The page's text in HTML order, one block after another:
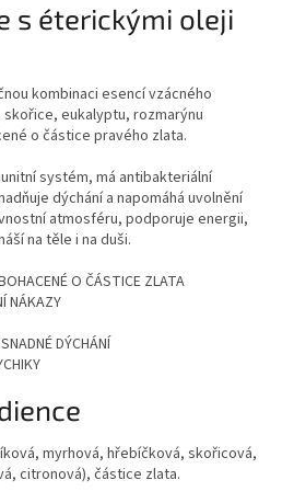
s éterickými oleji
kombinaci esencí vzácného
eukalyptu, rozmarýnu
o částice pravého zlata.
systém, má antibakteriální
dýchání a napomáhá uvolnění
atmosféru, podporuje energii,
na těle i na duši.
O ČÁSTICE ZLATA
NÁKAZY
DÝCHÁNÍ
myrhová, hřebíčková, skořicová,
citronová), částice zlata.